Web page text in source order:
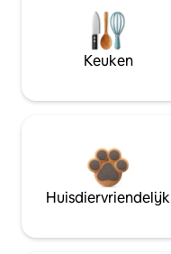
Keuken
Huisdiervriendelijk